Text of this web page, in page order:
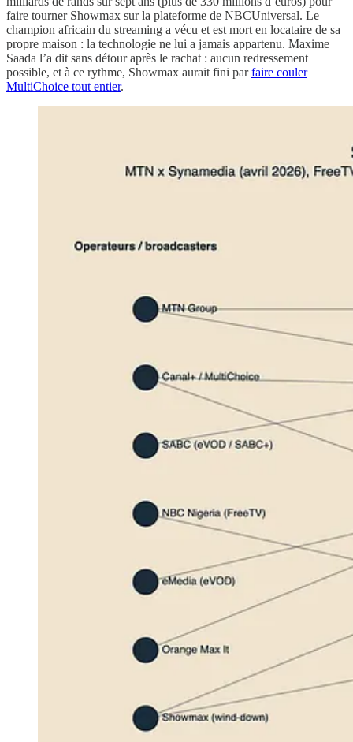
faire tourner Showmax sur la plateforme de NBCUniversal. Le
champion africain du streaming a vécu et est mort en locataire de sa
propre maison : la technologie ne lui a jamais appartenu. Maxime
Saada l’a dit sans détour après le rachat : aucun redressement
possible, et à ce rythme, Showmax aurait fini parfaire couler
MultiChoice tout entier.